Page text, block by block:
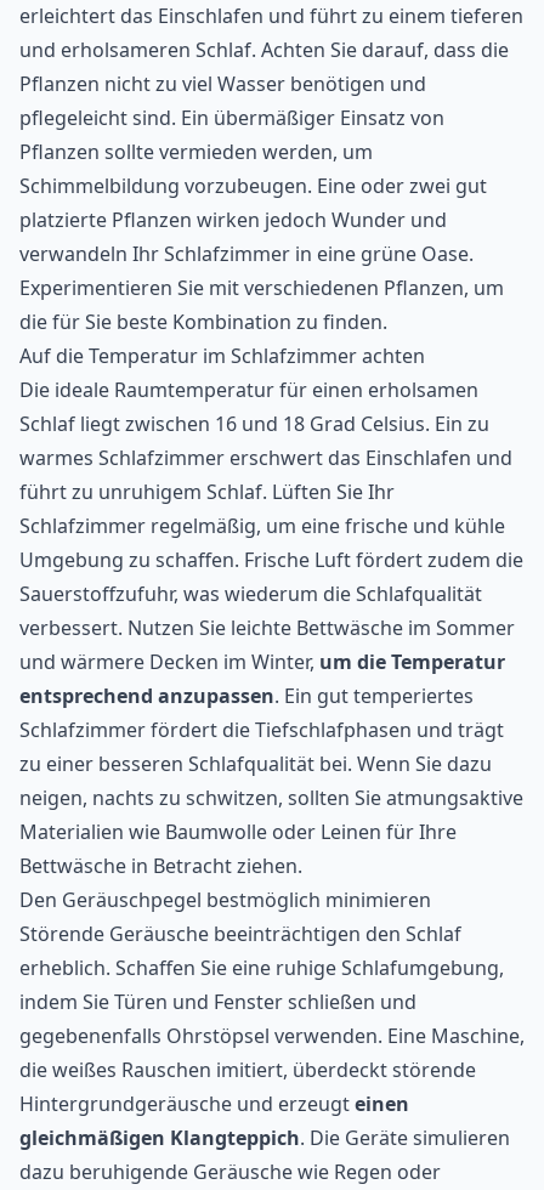
erleichtert das Einschlafen und führt zu einem tieferen
und erholsameren Schlaf. Achten Sie darauf, dass die
Pflanzen nicht zu viel Wasser benötigen und
pflegeleicht sind. Ein übermäßiger Einsatz von
Pflanzen sollte vermieden werden, um
Schimmelbildung vorzubeugen. Eine oder zwei gut
platzierte Pflanzen wirken jedoch Wunder und
verwandeln Ihr Schlafzimmer in eine grüne Oase.
Experimentieren Sie mit verschiedenen Pflanzen, um
die für Sie beste Kombination zu finden.
Auf die Temperatur im Schlafzimmer achten
Die ideale Raumtemperatur für einen erholsamen
Schlaf liegt zwischen 16 und 18 Grad Celsius. Ein zu
warmes Schlafzimmer erschwert das Einschlafen und
führt zu unruhigem Schlaf. Lüften Sie Ihr
Schlafzimmer regelmäßig, um eine frische und kühle
Umgebung zu schaffen. Frische Luft fördert zudem die
Sauerstoffzufuhr, was wiederum die Schlafqualität
verbessert. Nutzen Sie leichte Bettwäsche im Sommer
und wärmere Decken im Winter, um die Temperatur
entsprechend anzupassen. Ein gut temperiertes
Schlafzimmer fördert die Tiefschlafphasen und trägt
zu einer besseren Schlafqualität bei. Wenn Sie dazu
neigen, nachts zu schwitzen, sollten Sie atmungsaktive
Materialien wie Baumwolle oder Leinen für Ihre
Bettwäsche in Betracht ziehen.
Den Geräuschpegel bestmöglich minimieren
Störende Geräusche beeinträchtigen den Schlaf
erheblich. Schaffen Sie eine ruhige Schlafumgebung,
indem Sie Türen und Fenster schließen und
gegebenenfalls Ohrstöpsel verwenden. Eine Maschine,
die weißes Rauschen imitiert, überdeckt störende
Hintergrundgeräusche und erzeugteinen
gleichmäßigen Klangteppich. Die Geräte simulieren
dazu beruhigende Geräusche wie Regen oder